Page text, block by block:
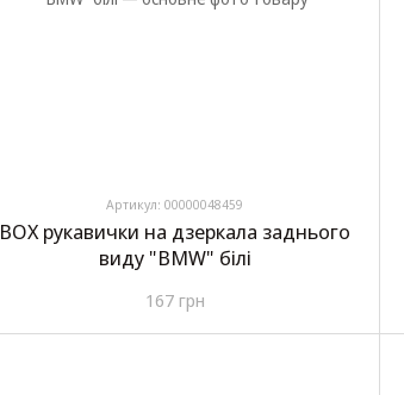
Артикул: 00000048459
BOX рукавички на дзеркала заднього
виду "BMW" білі
167 грн